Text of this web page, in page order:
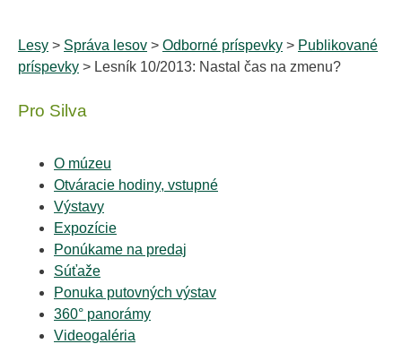
Lesy > Správa lesov > Odborné príspevky > Publikované
príspevky > Lesník 10/2013: Nastal čas na zmenu?
Pro Silva
O múzeu
Otváracie hodiny, vstupné
Výstavy
Expozície
Ponúkame na predaj
Súťaže
Ponuka putovných výstav
360° panorámy
Videogaléria